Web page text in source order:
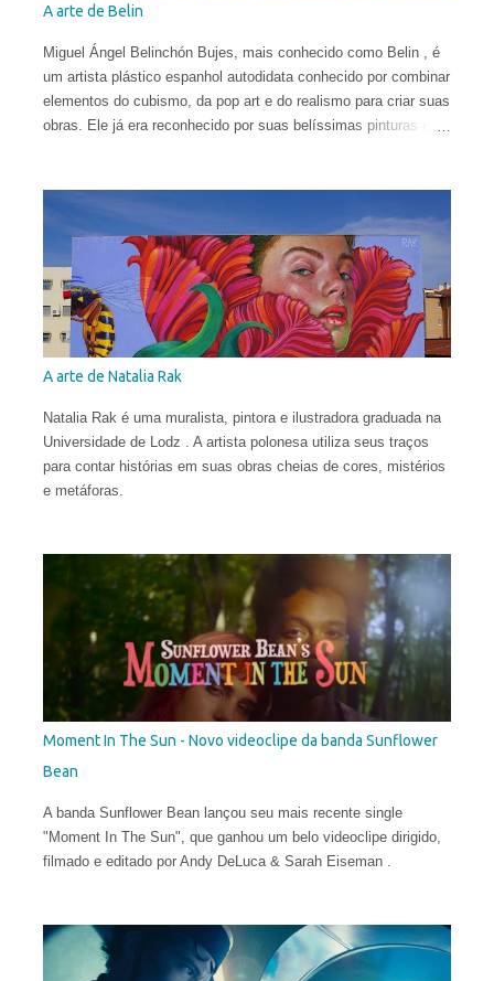
A arte de Belin
Miguel Ángel Belinchón Bujes, mais conhecido como Belin , é
um artista plástico espanhol autodidata conhecido por combinar
elementos do cubismo, da pop art e do realismo para criar suas
obras. Ele já era reconhecido por suas belíssimas pinturas e
eclético da arte. Porém, em sua fase atual, quebrar as regras
da proporção é sua maior fonte de inspiração e isso o leva a
explorar uma arte mais subjetiva. Belin gosta de definir esse
experimento como "pós-neo-cubismo".
A arte de Natalia Rak
Natalia Rak é uma muralista, pintora e ilustradora graduada na
Universidade de Lodz . A artista polonesa utiliza seus traços
para contar histórias em suas obras cheias de cores, mistérios
e metáforas.
Moment In The Sun - Novo videoclipe da banda Sunflower
Bean
A banda Sunflower Bean lançou seu mais recente single
"Moment In The Sun", que ganhou um belo videoclipe dirigido,
filmado e editado por Andy DeLuca & Sarah Eiseman .